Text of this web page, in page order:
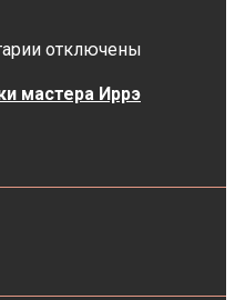
к
ГЛИФЫ
отключены
мастера Иррэ